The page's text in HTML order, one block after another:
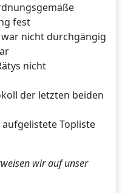
fest
nicht durchgängig
nicht
der letzten beiden
Topliste
wir auf unser